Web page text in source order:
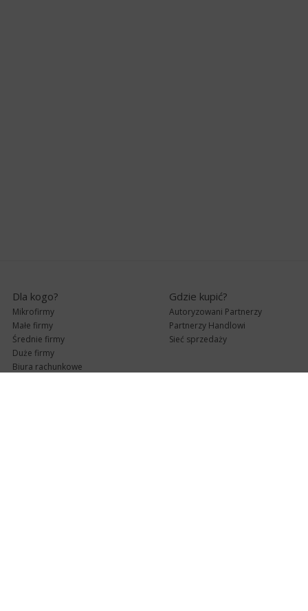
Dla kogo?
Mikrofirmy
Małe firmy
Średnie firmy
Duże firmy
Biura rachunkowe
Gdzie kupić?
Autoryzowani Partnerzy
Partnerzy Handlowi
Sieć sprzedaży